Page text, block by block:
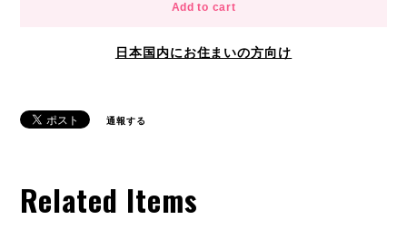
Add to cart
日本国内にお住まいの方向け
通報する
Related Items